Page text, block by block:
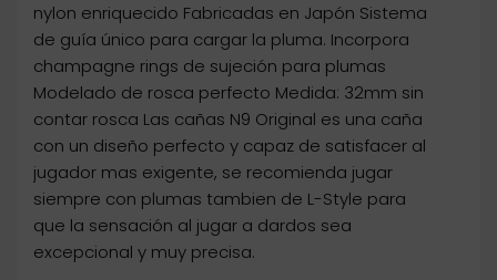
nylon enriquecido Fabricadas en Japón Sistema
de guía único para cargar la pluma. Incorpora
champagne rings de sujeción para plumas
Modelado de rosca perfecto Medida: 32mm sin
contar rosca Las cañas N9 Original es una caña
con un diseño perfecto y capaz de satisfacer al
jugador mas exigente, se recomienda jugar
siempre con plumas tambien de L-Style para
que la sensación al jugar a dardos sea
excepcional y muy precisa.